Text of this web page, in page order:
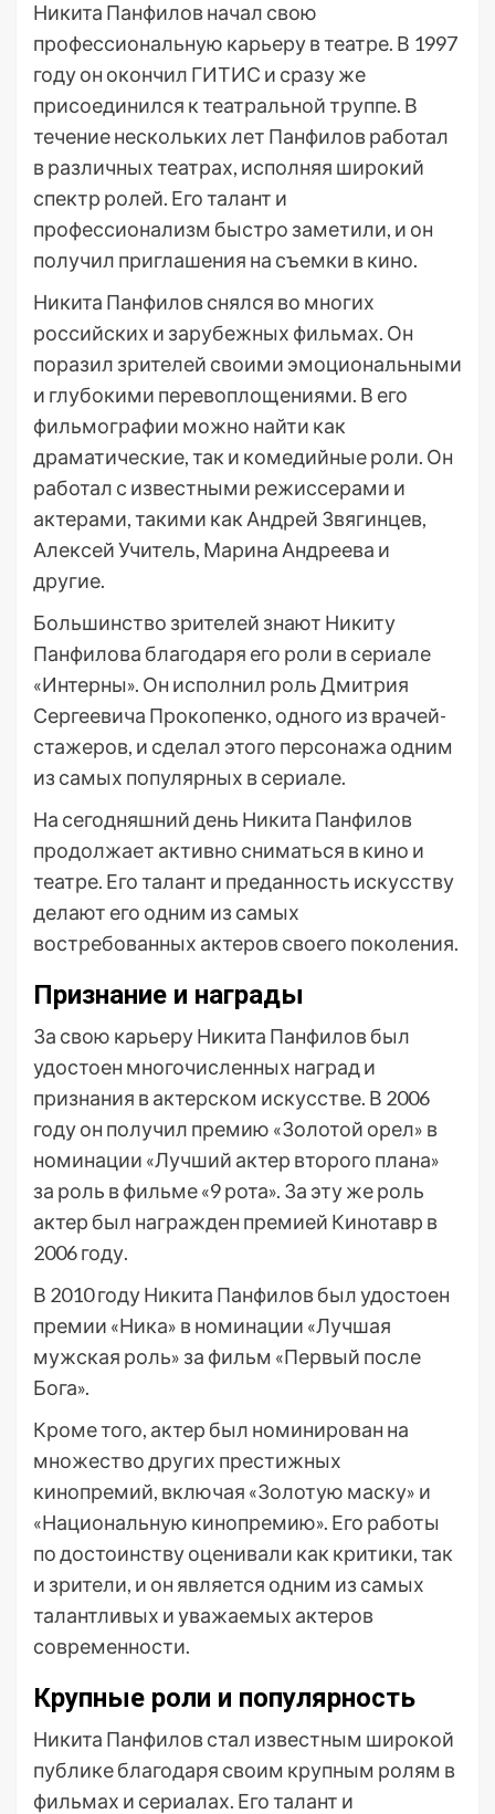
Никита Панфилов начал свою
профессиональную карьеру в театре. В 1997
году он окончил ГИТИС и сразу же
присоединился к театральной труппе. В
течение нескольких лет Панфилов работал
в различных театрах, исполняя широкий
спектр ролей. Его талант и
профессионализм быстро заметили, и он
получил приглашения на съемки в кино.
Никита Панфилов снялся во многих
российских и зарубежных фильмах. Он
поразил зрителей своими эмоциональными
и глубокими перевоплощениями. В его
фильмографии можно найти как
драматические, так и комедийные роли. Он
работал с известными режиссерами и
актерами, такими как Андрей Звягинцев,
Алексей Учитель, Марина Андреева и
другие.
Большинство зрителей знают Никиту
Панфилова благодаря его роли в сериале
«Интерны». Он исполнил роль Дмитрия
Сергеевича Прокопенко, одного из врачей-
стажеров, и сделал этого персонажа одним
из самых популярных в сериале.
На сегодняшний день Никита Панфилов
продолжает активно сниматься в кино и
театре. Его талант и преданность искусству
делают его одним из самых
востребованных актеров своего поколения.
Признание и награды
За свою карьеру Никита Панфилов был
удостоен многочисленных наград и
признания в актерском искусстве. В 2006
году он получил премию «Золотой орел» в
номинации «Лучший актер второго плана»
за роль в фильме «9 рота». За эту же роль
актер был награжден премией Кинотавр в
2006 году.
В 2010 году Никита Панфилов был удостоен
премии «Ника» в номинации «Лучшая
мужская роль» за фильм «Первый после
Бога».
Кроме того, актер был номинирован на
множество других престижных
кинопремий, включая «Золотую маску» и
«Национальную кинопремию». Его работы
по достоинству оценивали как критики, так
и зрители, и он является одним из самых
талантливых и уважаемых актеров
современности.
Крупные роли и популярность
Никита Панфилов стал известным широкой
публике благодаря своим крупным ролям в
фильмах и сериалах. Его талант и